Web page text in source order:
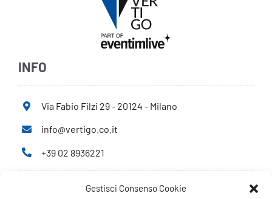
Gestisci Consenso Cookie
INFO
Via Fabio Filzi 29 - 20124 - Milano
info@vertigo.co.it
+39 02 8936221
Privacy Policy